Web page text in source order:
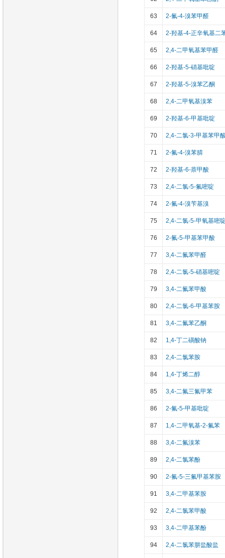
63 2-氟-4-溴苯甲醛
64 2-羟基-4-正辛氧基二
65 2,4-二甲氧基苯甲醛
66 2-羟基-5-硝基吡啶
67 2-羟基-5-溴苯乙酮
68 2,4-二甲氧基溴苯
69 2-羟基-6-甲基吡啶
70 2,4-二氯-3-甲基苯甲
71 2-氟-4-溴苯腈
72 2-羟基-6-萘甲酸
73 2,4-二氯-5-氟嘧啶
74 2-氟-4-溴苄基溴
75 2,4-二氯-5-甲氧基嘧
76 2-氟-5-甲基苯甲酸
77 3,4-二氟苯甲醛
78 2,4-二氯-5-硝基嘧啶
79 3,4-二氟苯甲酸
80 2,4-二氯-6-甲基苯胺
81 3,4-二氟苯乙酮
82 1,4-丁二磺酸钠
83 2,4-二氯苯胺
84 1,4-丁烯二醇
85 3,4-二氟三氟甲苯
86 2-氟-5-甲基吡啶
87 1,4-二甲氧基-2-氟苯
88 3,4-二氟溴苯
89 2,4-二氯苯酚
90 2-氟-5-三氟甲基苯胺
91 3,4-二甲基苯胺
92 2,4-二氯苯甲酸
93 3,4-二甲基苯酚
94 2,4-二氯苯肼盐酸盐